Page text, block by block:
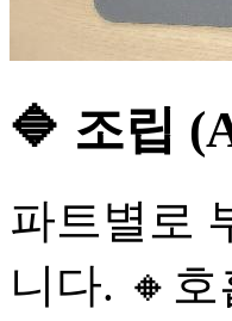
🔷 조립
파트별로
니다. 🔸